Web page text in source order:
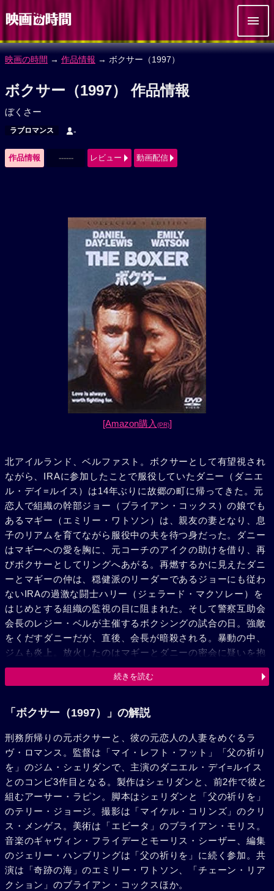
映画の時間 → 作品情報 → ボクサー（1997）
ボクサー（1997） 作品情報
ぼくさー
ラブロマンス -
作品情報 ------ レビュー 動画配信
[Amazon購入 (PR)]
北アイルランド、ベルファスト。ボクサーとして有望視され
ながら、IRAに参加したことで服役していたダニー（ダニエ
ル・デイ=ルイス）は14年ぶりに故郷の町に帰ってきた。元
恋人で組織の幹部ジョー（ブライアン・コックス）の娘でも
あるマギー（エミリー・ワトソン）は、親友の妻となり、息
子のリアムを育てながら服役中の夫を待つ身だった。ダニー
はマギーへの愛を胸に、元コーチのアイクの助けを借り、再
びボクサーとしてリングへあがる。再燃するかに見えたダニ
ーとマギーの仲は、穏健派のリーダーであるジョーにも従わ
ないIRAの過激な闘士ハリー（ジェラード・マクソレー）を
はじめとする組織の監視の目に阻まれた。そして警察互助会
会長のレジー・ベルが主催するボクシングの試合の日。強敵
をくだすダニーだが、直後、会長が暗殺される。暴動の中、
ジムも炎上。放火したのはマギーとダニーの密会に疑いを抱
いたリアムだった。マギーからことの次第を聞き、ショック
を受けるダニー。そこをハリーたち過激派が急襲、ダニーは
ジョーの手で倒された。かくしてダニーは町にとどまること
続きを読む
「ボクサー（1997）」の解説
刑務所帰りの元ボクサーと、彼の元恋人の人妻をめぐるラ
ヴ・ロマンス。監督は「マイ・レフト・フット」「父の祈り
を」のジム・シェリダンで、主演のダニエル・デイ=ルイス
とのコンビ3作目となる。製作はシェリダンと、前2作で彼と
組むアーサー・ラピン。脚本はシェリダンと「父の祈りを」
のテリー・ジョージ。撮影は「マイケル・コリンズ」のクリ
ス・メンゲス。美術は「エビータ」のブライアン・モリス。
音楽のギャヴィン・フライデーとモーリス・シーザー、編集
のジェリー・ハンブリングは「父の祈りを」に続く参加。共
演は「奇跡の海」のエミリー・ワトソン、「チェーン・リア
クション」のブライアン・コックスほか。